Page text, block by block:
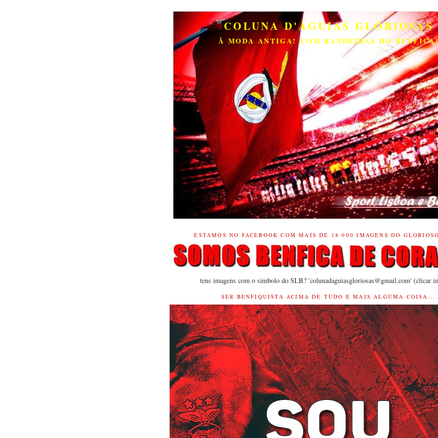
COLUNA D'ÁGUIAS GLORIOSAS
À MODA ANTIGA! COM BANDEIRAS DO
ESTAMOS NO FACEBOOK COM MAIS DE 18 000 IMAGENS DO
tens imagens com o símbolo do SLB? 'colunadaguiasgloriosas@gmail.com' (clicar
SER BENFIQUISTA ACIMA DE TUDO E MAIS ALGUMA COISA...